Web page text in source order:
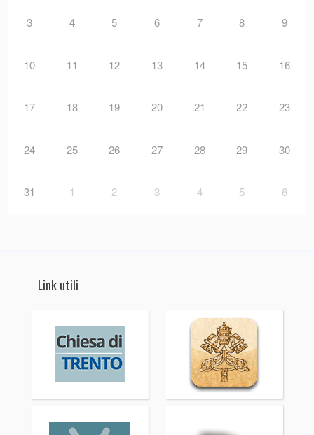
3 4 5 6 7 8 9
10 11 12 13 14 15 16
17 18 19 20 21 22 23
24 25 26 27 28 29 30
31 1 2 3 4 5 6
Link utili